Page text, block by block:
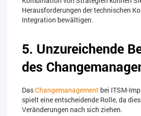
Herausforderungen der technischen
Integration bewältigen.
5. Unzureichende
des
DasChangemanagement bei ITSM-
spielt eine entscheidende Rolle, da
Veränderungen nach sich ziehen.